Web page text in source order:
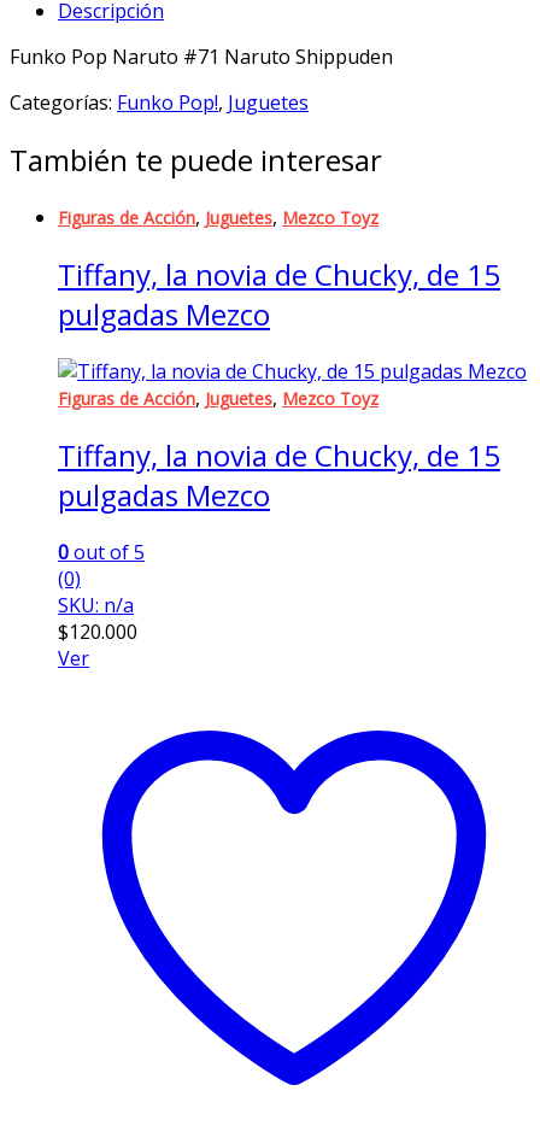
#71
Shippuden
quantity
Descripción
Funko Pop Naruto #71 Naruto Shippuden
Categorías: Funko Pop!, Juguetes
También te puede interesar
Figuras de Acción, Juguetes, Mezco Toyz
Tiffany, la novia de Chucky, de 15
pulgadas Mezco
Figuras de Acción, Juguetes, Mezco Toyz
Tiffany, la novia de Chucky, de 15
pulgadas Mezco
0out of 5
(0)
SKU: n/a
$120.000
Ver